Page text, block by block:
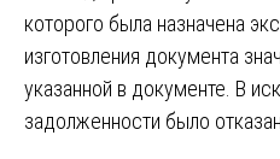
которого была назначена
изготовления документа
указанной в документе. В
задолженности было